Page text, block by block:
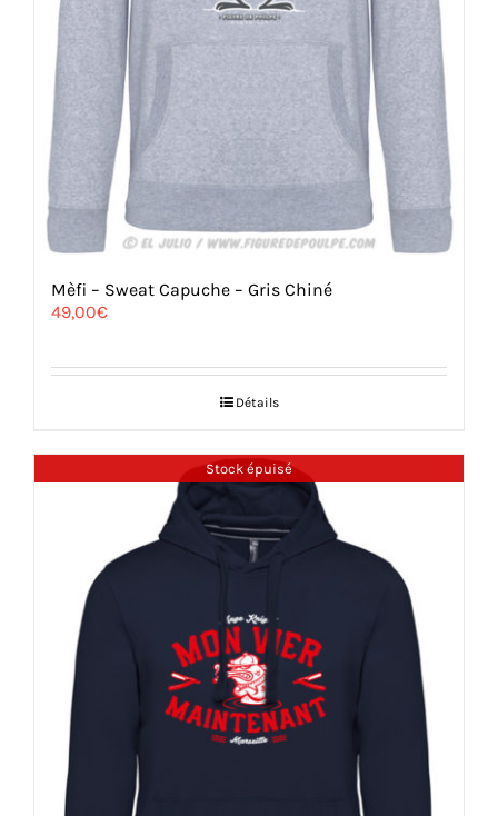
Mèfi – Sweat Capuche – Gris Chiné
49,00€
Détails
Stock épuisé